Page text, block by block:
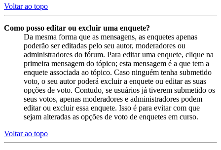
Voltar ao topo
Como posso editar ou excluir uma enquete?
Da mesma forma que as mensagens, as enquetes apenas
poderão ser editadas pelo seu autor, moderadores ou
administradores do fórum. Para editar uma enquete, clique na
primeira mensagem do tópico; esta mensagem é a que tem a
enquete associada ao tópico. Caso ninguém tenha submetido
voto, o seu autor poderá excluir a enquete ou editar as suas
opções de voto. Contudo, se usuários já tiverem submetido os
seus votos, apenas moderadores e administradores podem
editar ou excluir essa enquete. Isso é para evitar com que
sejam alteradas as opções de voto de enquetes em curso.
Voltar ao topo